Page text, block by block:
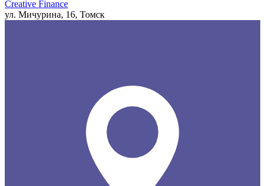
Creative Finance
ул. Мичурина, 16, Томск